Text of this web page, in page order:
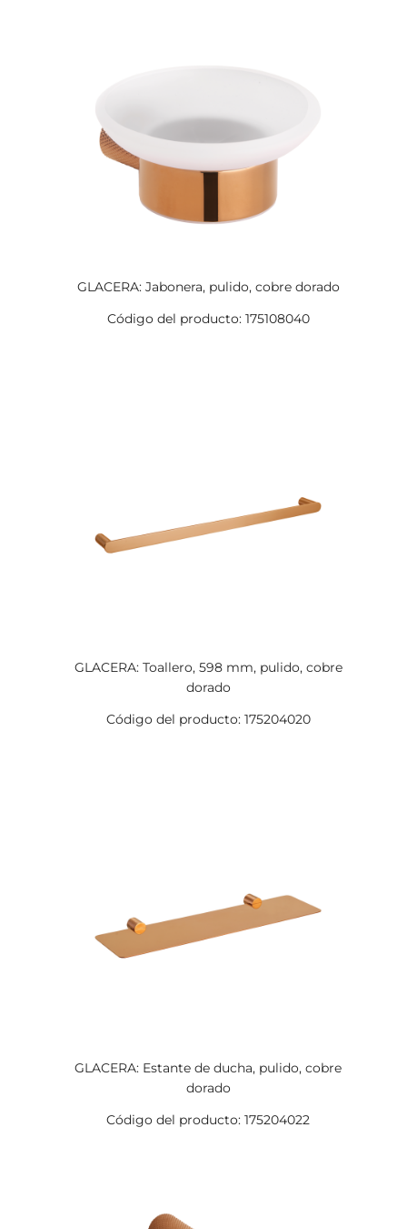
GLACERA: Jabonera, pulido, cobre dorado
Código del producto: 175108040
GLACERA: Toallero, 598 mm, pulido, cobre
dorado
Código del producto: 175204020
GLACERA: Estante de ducha, pulido, cobre
dorado
Código del producto: 175204022